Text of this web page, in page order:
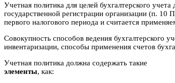
Учетная политика для целей бухгалтерского
государственной регистрации организации (п. 10
первого налогового периода и считается
Совокупность способов ведения бухгалтерского
инвентаризации, способы применения счетов
Учетная политика должна содержать такие
элементы, как: